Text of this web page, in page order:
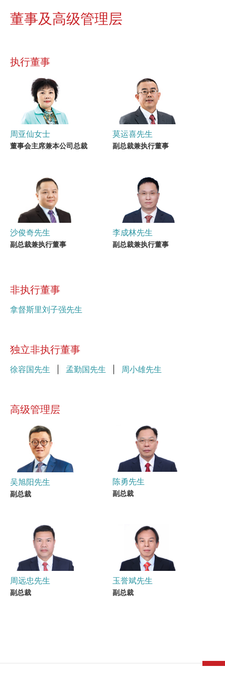
董事及高级管理层
执行董事
周亚仙女士
董事会主席兼本公司总裁
莫运喜先生
副总裁兼执行董事
沙俊奇先生
副总裁兼执行董事
李成林先生
副总裁兼执行董事
非执行董事
拿督斯里刘子强先生
独立非执行董事
徐容国先生 孟勤国先生 周小雄先生
高级管理层
吴旭阳先生
副总裁
陈勇先生
副总裁
周远忠先生
副总裁
玉誉斌先生
副总裁